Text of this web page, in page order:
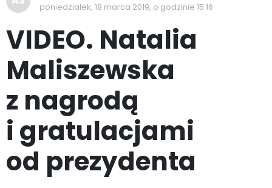
poniedziałek, 18 marca 2019, o godzinie 15:16
VIDEO. Natalia
Maliszewska
z nagrodą
i gratulacjami
od prezydenta